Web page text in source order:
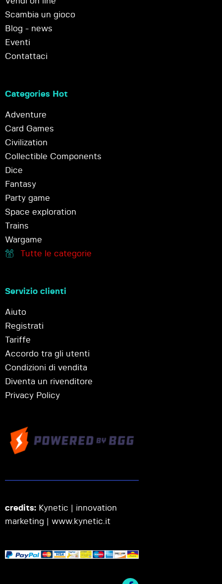
Scambia un gioco
Blog - news
Eventi
Contattaci
Categories Hot
Adventure
Card Games
Civilization
Collectible Components
Dice
Fantasy
Party game
Space exploration
Trains
Wargame
Tutte le categorie
Servizio clienti
Aiuto
Registrati
Tariffe
Accordo tra gli utenti
Condizioni di vendita
Diventa un rivenditore
Privacy Policy
credits: Kynetic | innovation
marketing | www.kynetic.it